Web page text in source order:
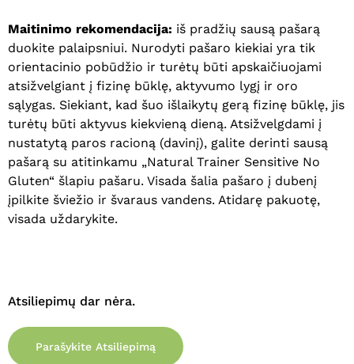
Krepšelyje nėra produktų.
Eiti Į Parduotuvę
Maitinimo rekomendacija: iš pradžių sausą pašarą
duokite palaipsniui. Nurodyti pašaro kiekiai yra tik
orientacinio pobūdžio ir turėtų būti apskaičiuojami
atsižvelgiant į fizinę būklę, aktyvumo lygį ir oro
sąlygas. Siekiant, kad šuo išlaikytų gerą fizinę būklę, jis
turėtų būti aktyvus kiekvieną dieną. Atsižvelgdami į
nustatytą paros racioną (davinį), galite derinti sausą
pašarą su atitinkamu „Natural Trainer Sensitive No
Gluten“ šlapiu pašaru. Visada šalia pašaro į dubenį
įpilkite šviežio ir švaraus vandens. Atidarę pakuotę,
visada uždarykite.
Atsiliepimų dar nėra.
Parašykite Atsiliepimą